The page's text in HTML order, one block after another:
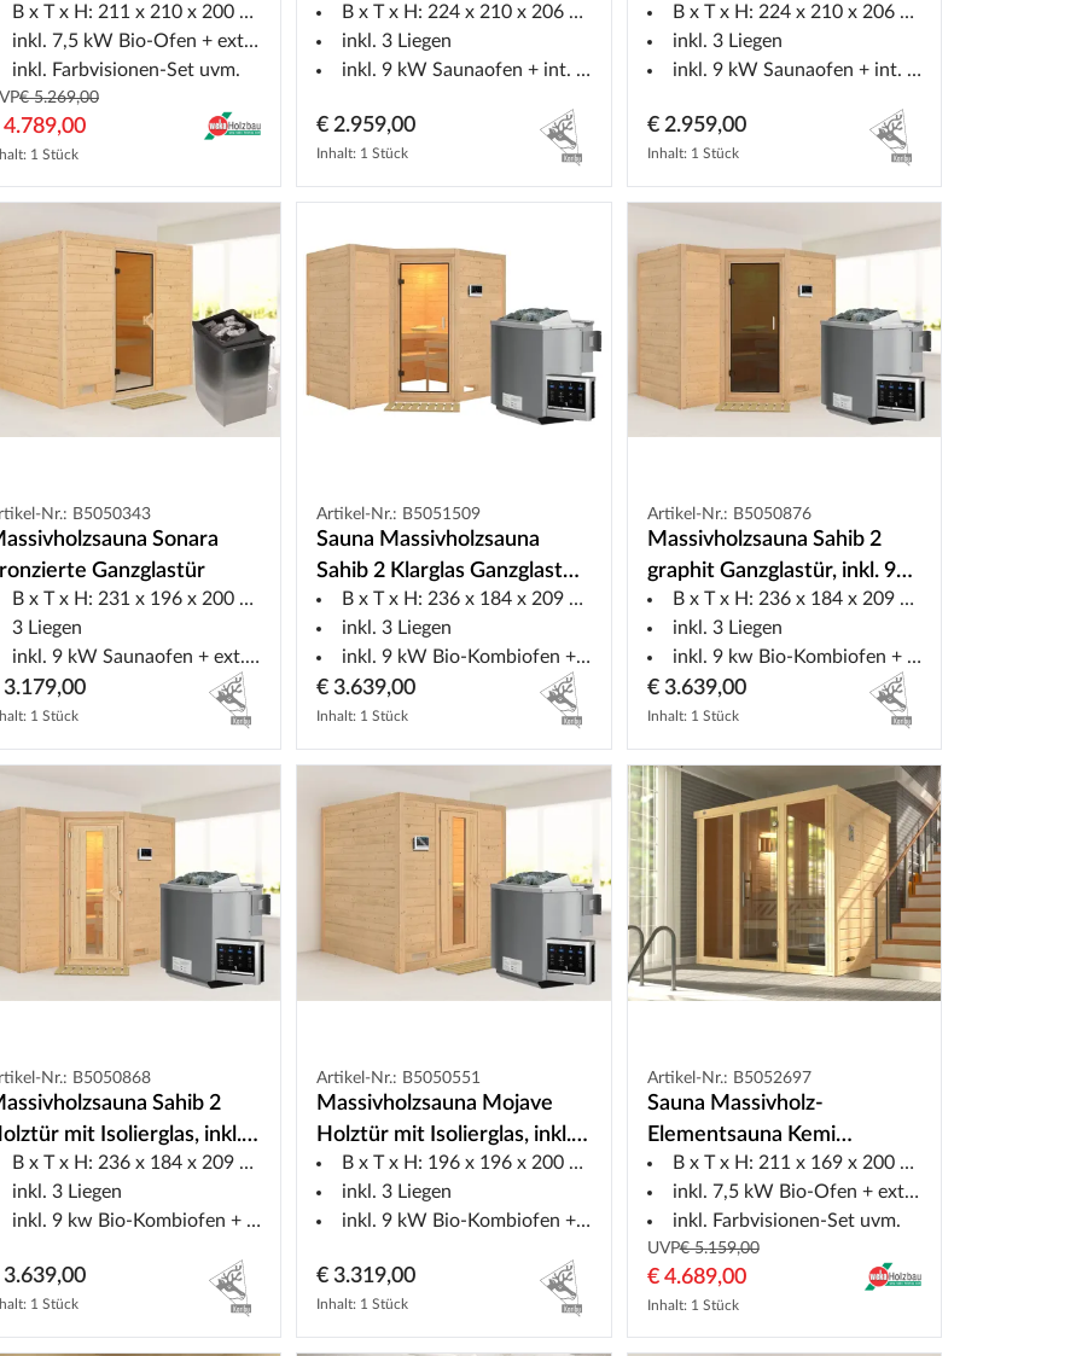
3 inkl. Saunaofen
7,5 kW + externer
B x T x H: 211 x 210 x 200 cm
inkl. 7,5 kW Bio-Ofen + ext. Steuerung
inkl. Farbvisionen-Set uvm.
€ 5.269,00
4.789,00
1 Stück
Klarglas Ganzglastür + 9 kW
Saunaofen mit Steuerung
B x T x H: 224 x 210 x 206 cm
inkl. 3 Liegen
inkl. 9 kW Saunaofen + int. Steuerung
€ 2.959,00
Inhalt: 1 Stück
Ganzglastür, inkl. 9 kW Ofen
integr. Steuerung
B x T x H: 224 x 210 x 206 cm
inkl. 3 Liegen
inkl. 9 kW Saunaofen + int. Steuerung
€ 2.959,00
Inhalt: 1 Stück
Nr.: B5050343
Sonara
Ganzglastür
B x T x H: 231 x 196 x 200 cm
3 Liegen
inkl. 9 kW Saunaofen + ext. Steuerung
3.179,00
1 Stück
Artikel-Nr.: B5051509
Sauna Massivholzsauna
Sahib 2 Klarglas Ganzglastür
+ 9 kW Bio-Kombiofen mit
ext.Strg
B x T x H: 236 x 184 x 209 cm
inkl. 3 Liegen
inkl. 9 kW Bio-Kombiofen + ext. Steuerung
€ 3.639,00
Inhalt: 1 Stück
Artikel-Nr.: B5050876
Massivholzsauna Sahib 2
graphit Ganzglastür, inkl. 9
kW Bio-Ofen ext. Steuerung
B x T x H: 236 x 184 x 209 cm
inkl. 3 Liegen
inkl. 9 kw Bio-Kombiofen + ext. Steuerung
€ 3.639,00
Inhalt: 1 Stück
Nr.: B5050868
Sahib 2
mit Isolierglas, inkl. 9
Bio-Ofen ext. Steuerung
B x T x H: 236 x 184 x 209 cm
inkl. 3 Liegen
inkl. 9 kw Bio-Kombiofen + ext. Steuerung
3.639,00
1 Stück
Artikel-Nr.: B5050551
Massivholzsauna Mojave
Holztür mit Isolierglas, inkl. 9
kW Bio-Ofen ext. Steuerung
B x T x H: 196 x 196 x 200 cm
inkl. 3 Liegen
inkl. 9 kW Bio-Kombiofen + ext. Steuerung
€ 3.319,00
Inhalt: 1 Stück
Artikel-Nr.: B5052697
Sauna Massivholz-
Elementsauna Kemi
Panorama 2 inkl. Saunaofen
BioS 7,5 kW + externer
Steuerung
B x T x H: 211 x 169 x 200 cm
inkl. 7,5 kW Bio-Ofen + ext. Steuerung
inkl. Farbvisionen-Set uvm.
UVP€ 5.159,00
€ 4.689,00
Inhalt: 1 Stück